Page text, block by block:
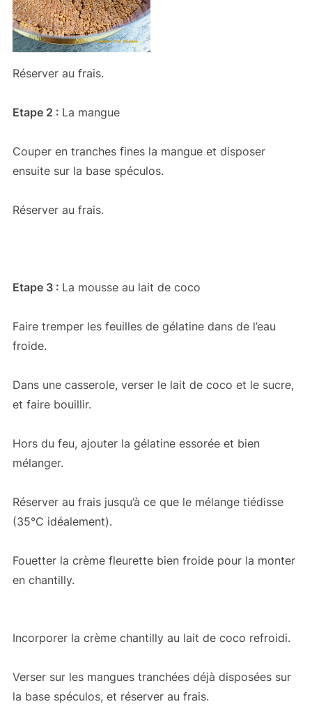
Réserver au frais.
Etape 2 : La mangue
Couper en tranches fines la mangue et disposer
ensuite sur la base spéculos.
Réserver au frais.
Etape 3 : La mousse au lait de coco
Faire tremper les feuilles de gélatine dans de l’eau
froide.
Dans une casserole, verser le lait de coco et le sucre,
et faire bouillir.
Hors du feu, ajouter la gélatine essorée et bien
mélanger.
Réserver au frais jusqu’à ce que le mélange tiédisse
(35°C idéalement).
Fouetter la crème fleurette bien froide pour la monter
en chantilly.
Incorporer la crème chantilly au lait de coco refroidi.
Verser sur les mangues tranchées déjà disposées sur
la base spéculos, et réserver au frais.